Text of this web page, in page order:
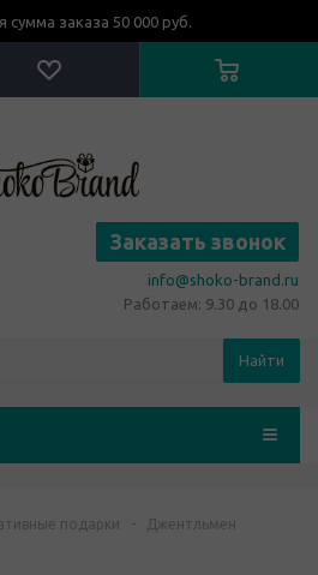
сумма заказа 50 000 руб.
Заказать звонок
info@shoko-brand.ru
Работаем: 9.30 до 18.00
Найти
подарки - Джентльмен